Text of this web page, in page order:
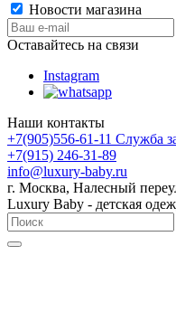
Новости магазина
Оставайтесь на связи
Instagram
Наши контакты
+7(905)556-61-11 Служба
+7(915) 246-31-89
info@luxury-baby.ru
г. Москва, Налесный
Luxury Baby - детская